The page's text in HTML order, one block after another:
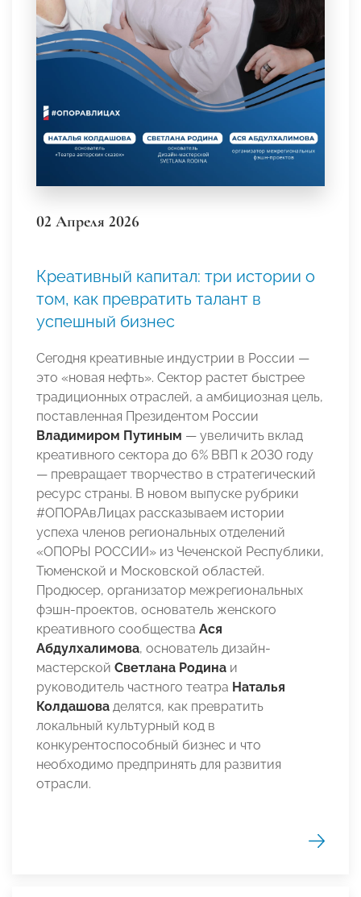
02 Апреля 2026
Креативный капитал: три истории о
том, как превратить талант в
успешный бизнес
Сегодня креативные индустрии в России —
это «новая нефть». Сектор растет быстрее
традиционных отраслей, а амбициозная цель,
поставленная Президентом России
Владимиром Путиным — увеличить вклад
креативного сектора до 6% ВВП к 2030 году
— превращает творчество в стратегический
ресурс страны. В новом выпуске рубрики
#ОПОРАвЛицах рассказываем истории
успеха членов региональных отделений
«ОПОРЫ РОССИИ» из Чеченской Республики,
Тюменской и Московской областей.
Продюсер, организатор межрегиональных
фэшн-проектов, основатель женского
креативного сообщества Ася
Абдулхалимова, основатель дизайн-
мастерской Светлана Родина и
руководитель частного театра Наталья
Колдашова делятся, как превратить
локальный культурный код в
конкурентоспособный бизнес и что
необходимо предпринять для развития
отрасли.